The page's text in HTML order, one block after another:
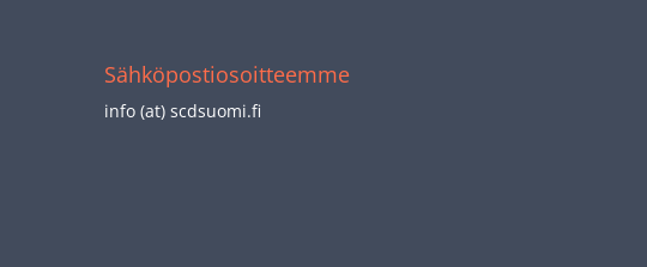
Sähköpostiosoitteemme
info (at) scdsuomi.fi